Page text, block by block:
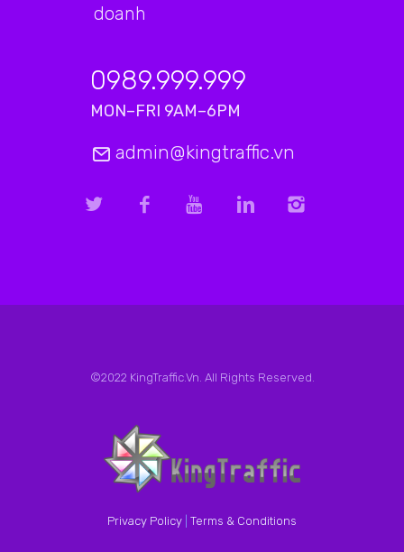
doanh
0989.999.999
MON–FRI 9AM–6PM
admin@kingtraffic.vn
©2022 KingTraffic.Vn. All Rights Reserved.
Privacy Policy Terms & Conditions